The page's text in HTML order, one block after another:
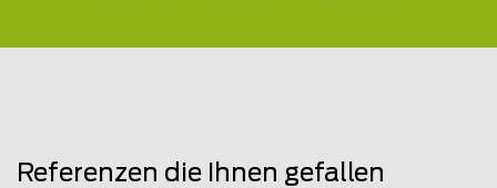
Referenzen die Ihnen gefallen